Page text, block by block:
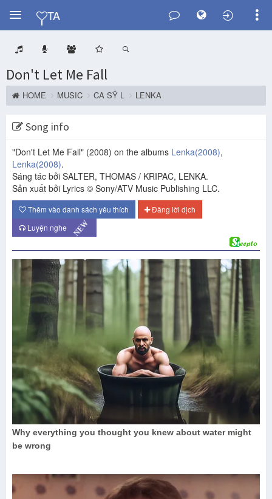
Y
TA
Don't Let Me Fall
HOME MUSIC CA SỸ L LENKA
Song info
"Don't Let Me Fall" (2008) on the albums Lenka(2008),
Lenka(2008).
Sáng tác bởi SALTER, THOMAS / KRIPAC, LENKA.
Sản xuất bởi Lyrics © Sony/ATV Music Publishing LLC.
Thêm vào danh sách yêu thích
Đăng lời dịch
Luyện nghe NEW